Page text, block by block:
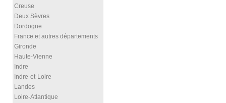
Creuse
Deux Sèvres
Dordogne
France et autres départements
Gironde
Haute-Vienne
Indre
Indre-et-Loire
Landes
Loire-Atlantique